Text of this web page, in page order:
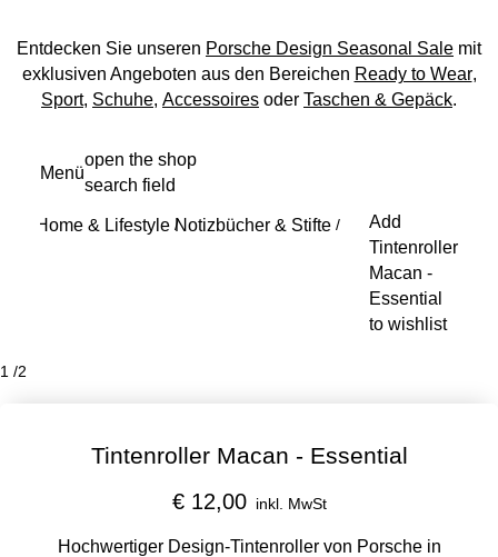
Entdecken Sie unseren Porsche Design Seasonal Sale mit
exklusiven Angeboten aus den Bereichen Ready to Wear,
Sport, Schuhe, Accessoires oder Taschen & Gepäck.
Hauptinhalt
Menü
open the shop
search field
Home & Lifestyle /Notizbücher & Stifte /
Add
Tintenroller
Macan -
Essential
to wishlist
1 /2
Tintenroller Macan - Essential
€ 12,00 inkl. MwSt
Hochwertiger Design-Tintenroller von Porsche in